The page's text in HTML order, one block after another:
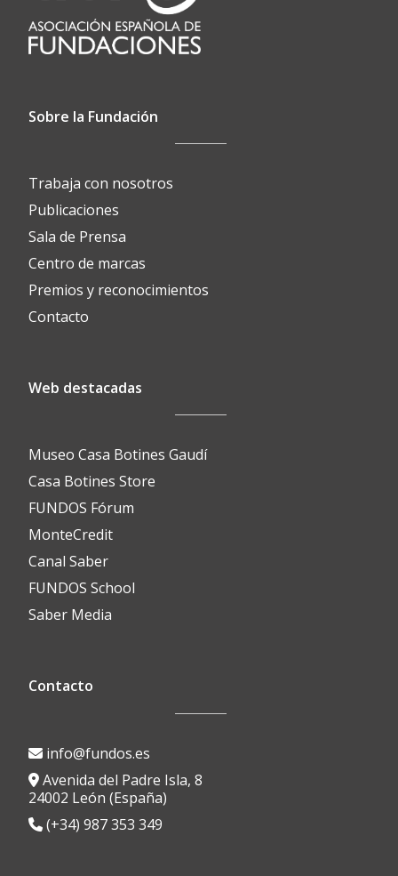
Sobre la Fundación
Trabaja con nosotros
Publicaciones
Sala de Prensa
Centro de marcas
Premios y reconocimientos
Contacto
Web destacadas
Museo Casa Botines Gaudí
Casa Botines Store
FUNDOS Fórum
MonteCredit
Canal Saber
FUNDOS School
Saber Media
Contacto
info@fundos.es
Avenida del Padre Isla, 8
24002 León (España)
(+34) 987 353 349